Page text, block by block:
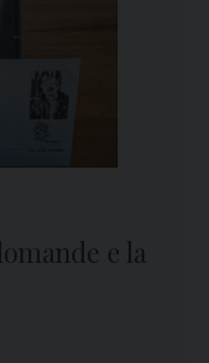
e la